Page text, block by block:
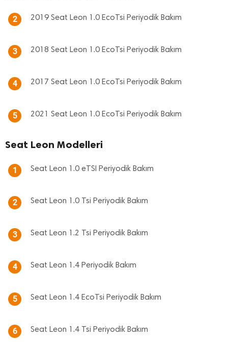
2 2019 Seat Leon 1.0 EcoTsi Periyodik Bakım
3 2018 Seat Leon 1.0 EcoTsi Periyodik Bakım
4 2017 Seat Leon 1.0 EcoTsi Periyodik Bakım
5 2021 Seat Leon 1.0 EcoTsi Periyodik Bakım
Seat Leon Modelleri
1 Seat Leon 1.0 eTSI Periyodik Bakım
2 Seat Leon 1.0 Tsi Periyodik Bakım
3 Seat Leon 1.2 Tsi Periyodik Bakım
4 Seat Leon 1.4 Periyodik Bakım
5 Seat Leon 1.4 EcoTsi Periyodik Bakım
6 Seat Leon 1.4 Tsi Periyodik Bakım